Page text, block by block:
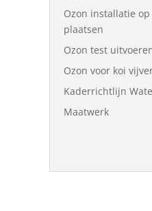
Ozon installatie
plaatsen
Ozon test
Ozon voor koi
Kaderrichtlijn
Maatwerk